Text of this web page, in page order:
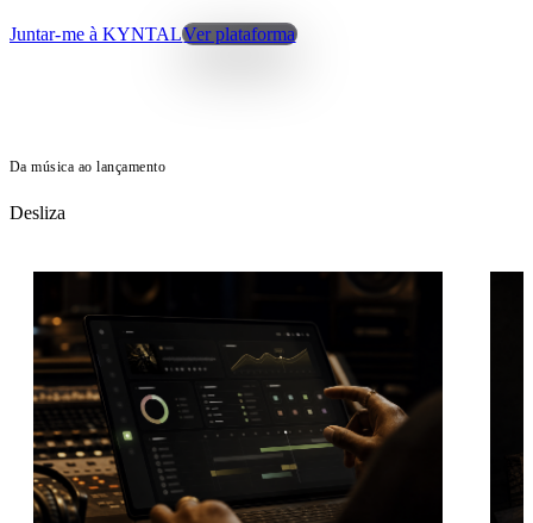
Juntar-me à KYNTALVer plataforma
Da música ao lançamento
Desliza